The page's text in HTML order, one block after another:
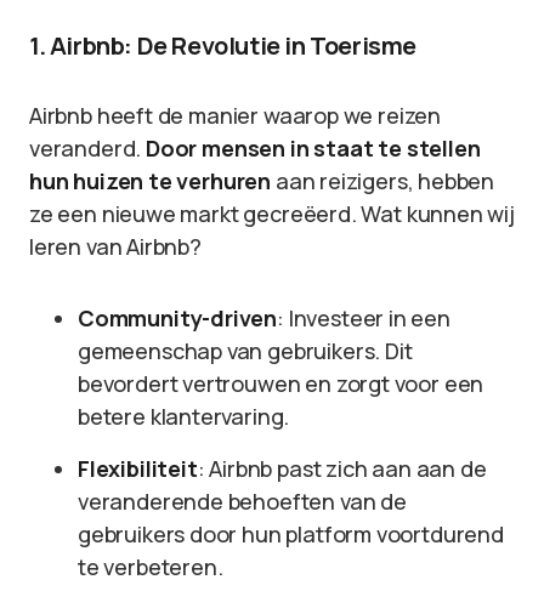
1. Airbnb: De Revolutie in Toerisme
Airbnb heeft de manier waarop we reizen
veranderd. Door mensen in staat te stellen
hun huizen te verhuren aan reizigers, hebben
ze een nieuwe markt gecreëerd. Wat kunnen wij
leren van Airbnb?
Community-driven: Investeer in een
gemeenschap van gebruikers. Dit
bevordert vertrouwen en zorgt voor een
betere klantervaring.
Flexibiliteit: Airbnb past zich aan aan de
veranderende behoeften van de
gebruikers door hun platform voortdurend
te verbeteren.